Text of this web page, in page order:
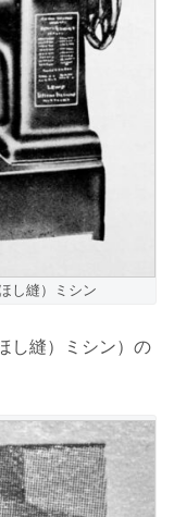
し縫）ミシン
し縫）ミシン）の